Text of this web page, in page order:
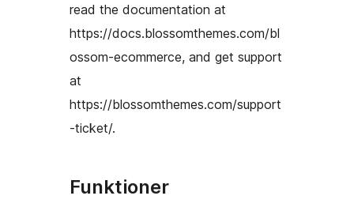
read the documentation at
https://docs.blossomthemes.com/bl
ossom-ecommerce, and get support
at
https://blossomthemes.com/support
-ticket/.
Funktioner